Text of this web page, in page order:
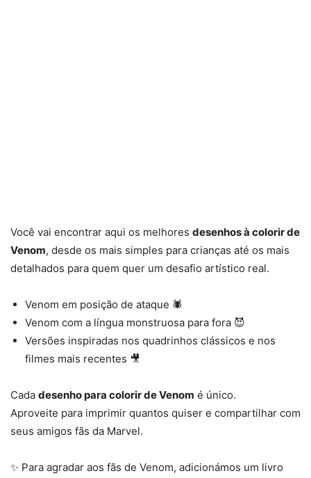
Você vai encontrar aqui os melhores desenhos à colorir de
Venom, desde os mais simples para crianças até os mais
detalhados para quem quer um desafio artístico real.
Venom em posição de ataque 🕷️
Venom com a língua monstruosa para fora 😈
Versões inspiradas nos quadrinhos clássicos e nos
filmes mais recentes 🎥
Cada desenho para colorir de Venom é único.
Aproveite para imprimir quantos quiser e compartilhar com
seus amigos fãs da Marvel.
✨ Para agradar aos fãs de Venom, adicionámos um livro